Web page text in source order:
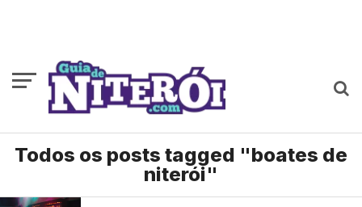
Todos os posts tagged "boates de
niterói"